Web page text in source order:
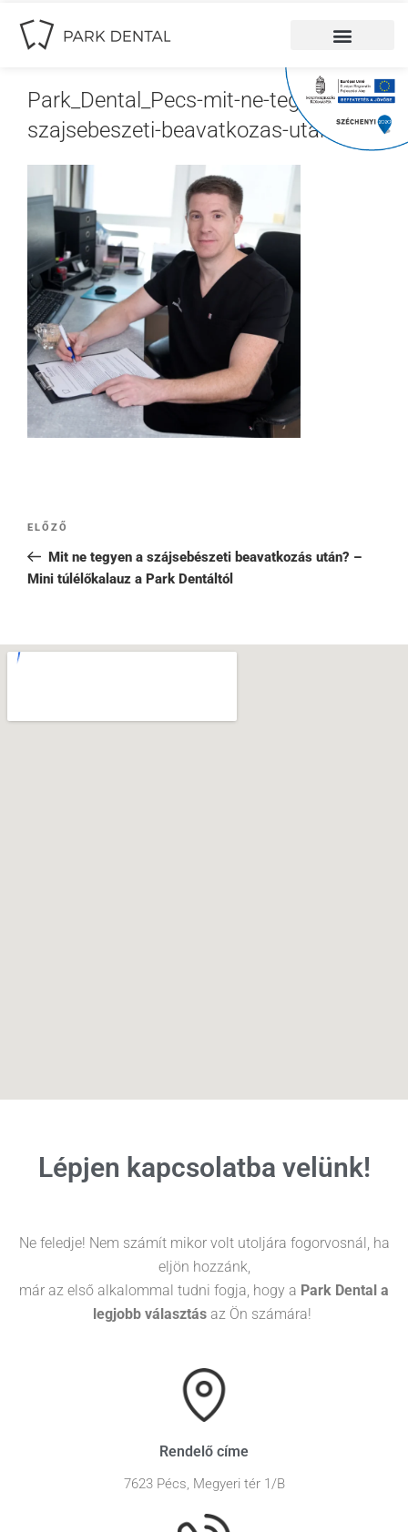
Park_Dental_Pecs-mit-ne-tegyen-
szajsebeszeti-beavatkozas-utan-6
ELŐZŐ
Mit ne tegyen a szájsebészeti beavatkozás után? –
Mini túlélőkalauz a Park Dentáltól
Lépjen kapcsolatba velünk!
Ne feledje! Nem számít mikor volt utoljára fogorvosnál, ha
eljön hozzánk,
már az első alkalommal tudni fogja, hogy a Park Dental a
legjobb választás az Ön számára!
Rendelő címe
7623 Pécs, Megyeri tér 1/B